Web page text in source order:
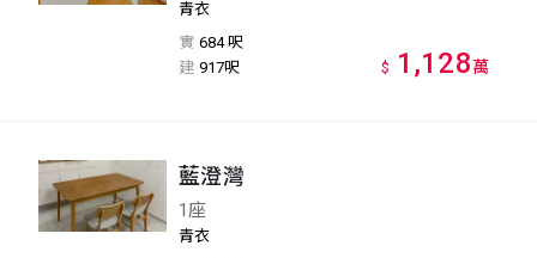
青衣
實 684 呎
建 917呎 $ 1,128萬
藍澄灣
1座
青衣